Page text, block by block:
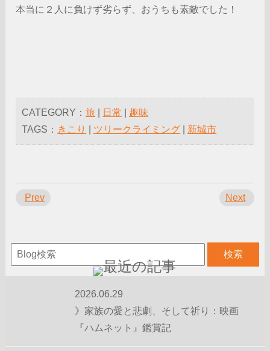
本当に２人に負けず劣らず、おうちも素敵でした！
CATEGORY：旅 日常
趣味
TAGS： きこり ツリークライミング 新城市
Prev Next
2026.06.29
》家族の愛と悲劇、そして祈り：映画
『ハムネット』鑑賞記